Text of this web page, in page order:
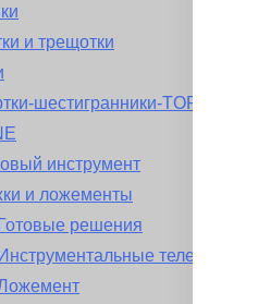
и трещотки
шестигранники-TORX-
инструмент
и ложементы
Готовые решения
Инструментальные тележки